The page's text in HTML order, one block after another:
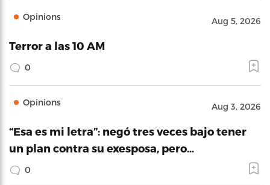
Opinions Aug 5, 2026
Terror a las 10 AM
0
Opinions Aug 3, 2026
“Esa es mi letra”: negó tres veces bajo tener
un plan contra su exesposa, pero…
0